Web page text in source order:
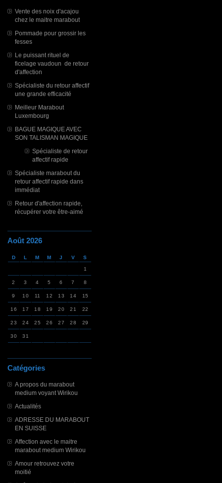
Vente des noix d'acajou
chez le maitre marabout
Pommade pour grossir les
fesses
Le puissant rituel de
ficelage vaudoun de retour
d'affection
Spécialiste du retour affectif
une grande efficacité
Meilleur Marabout
Luxembourg
BAGUE MAGIQUE AVEC
SON TALISMAN MAGIQUE
Spécialiste de retour
affectif rapide
Spécialiste marabout du
retour affectif rapide dans
immédiat
Retour d'affection rapide,
récupérer votre être-aimé
Août 2026
D L M M J V S
1
2 3 4 5 6 7 8
9 10 11 12 13 14 15
16 17 18 19 20 21 22
23 24 25 26 27 28 29
30 31
Catégories
A propos du marabout
medium voyant Wirikou
Actualités
ADRESSE DU MARABOUT
EN SUISSE
Affection avec le maitre
marabout medium Wirikou
Amour retrouvez votre
moitié